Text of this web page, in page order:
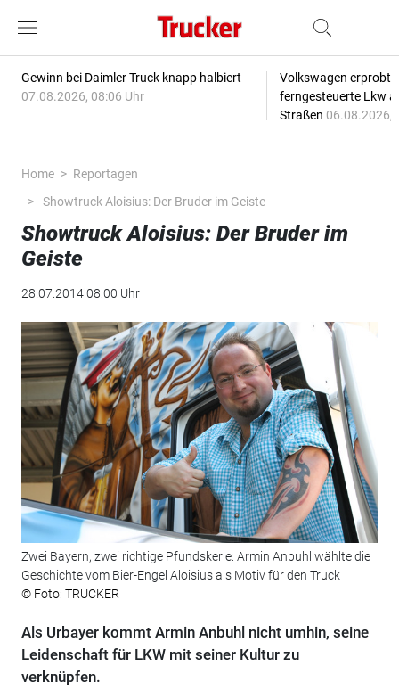
Gewinn bei Daimler Truck knapp halbiert
07.08.2026, 08:06 Uhr
Volkswagen erprobt
ferngesteuerte Lkw
Straßen 06.08.2026,
Home
Reportagen
Showtruck Aloisius: Der Bruder im Geiste
Showtruck Aloisius: Der Bruder im
Geiste
28.07.2014 08:00 Uhr
Zwei Bayern, zwei richtige Pfundskerle: Armin Anbuhl wählte die
Geschichte vom Bier-Engel Aloisius als Motiv für den Truck
© Foto: TRUCKER
Als Urbayer kommt Armin Anbuhl nicht umhin, seine
Leidenschaft für LKW mit seiner Kultur zu
verknüpfen.